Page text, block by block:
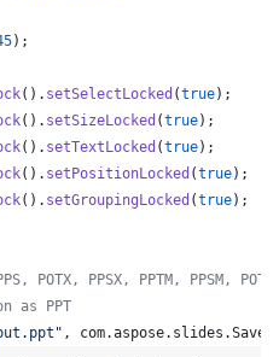
);
(). setSelectLocked (true);
(). setSizeLocked (true);
(). setTextLocked (true);
(). setPositionLocked (true);
(). setGroupingLocked (true);
POTX, PPSX, PPTM, PPSM,
as PPT
, com.aspose. slides .